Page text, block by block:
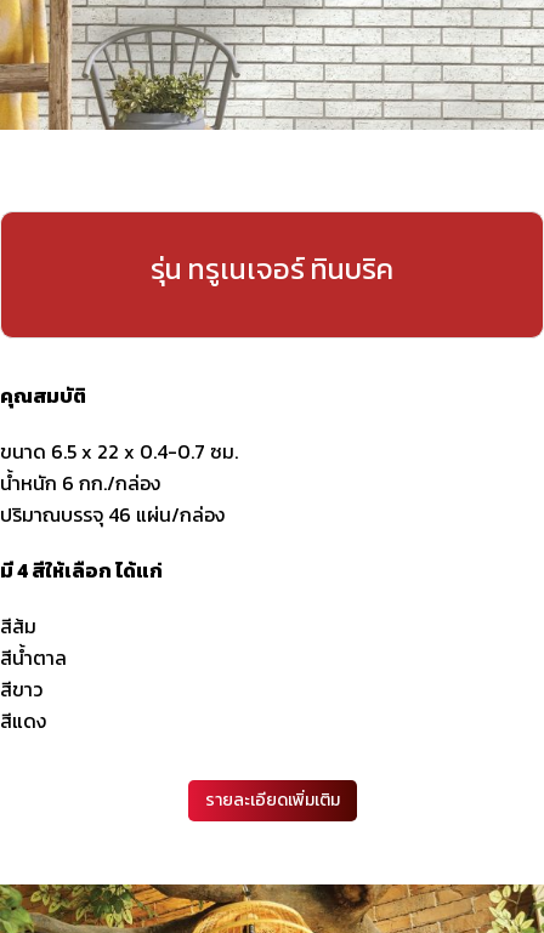
รุ่น ทรูเนเจอร์ ทินบริค
คุณสมบัติ
ขนาด 6.5 x 22 x 0.4-0.7 ซม.
น้ำหนัก 6 กก./กล่อง
ปริมาณบรรจุ 46 แผ่น/กล่อง
มี 4 สีให้เลือก ได้แก่
สีส้ม
สีน้ำตาล
สีขาว
สีแดง
รายละเอียดเพิ่มเติม